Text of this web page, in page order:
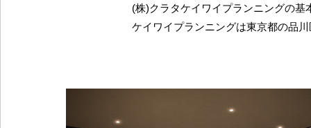
(株)クラタケイワイプランニングの基
ケイワイプランニングは東京都の品